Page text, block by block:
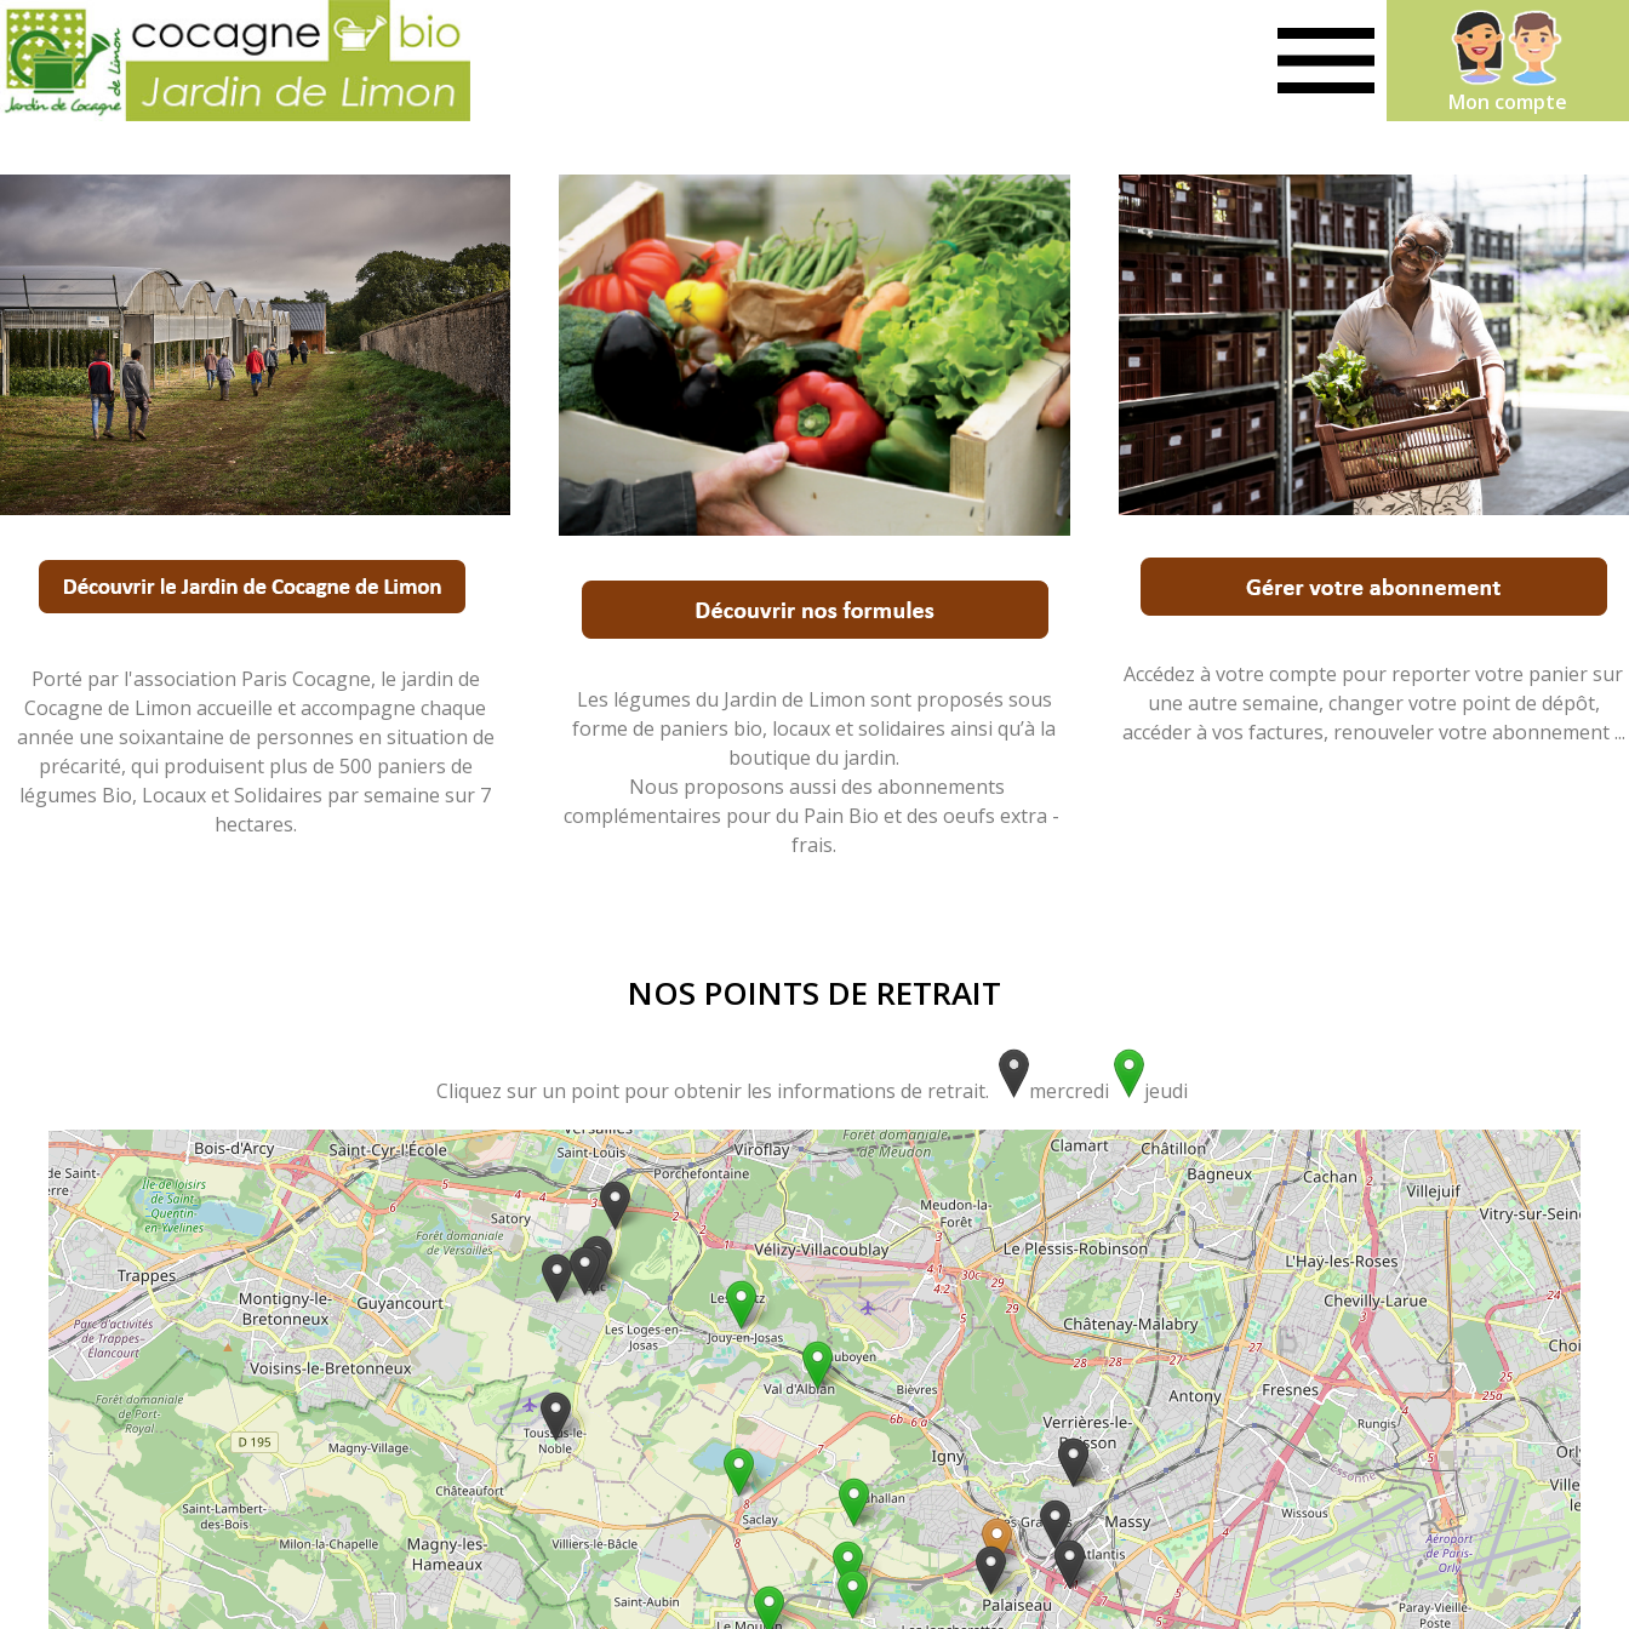
Mon compte
Porté par l'association Paris Cocagne, le jardin de
Cocagne de Limon accueille et accompagne chaque
année une soixantaine de personnes en situation de
précarité, qui produisent plus de 500 paniers de
légumes Bio, Locaux et Solidaires par semaine sur 7
hectares.
Les légumes du Jardin de Limon sont proposés sous
forme de paniers bio, locaux et solidaires ainsi qu’à la
boutique du jardin.
Nous proposons aussi des abonnements
complémentaires pour du Pain Bio et des oeufs extra -
frais.
Accédez à votre compte pour reporter votre panier sur
une autre semaine, changer votre point de dépôt,
accéder à vos factures, renouveler votre abonnement ...
NOS POINTS DE RETRAIT
Cliquez sur un point pour obtenir les informations de retrait. mercredi jeudi